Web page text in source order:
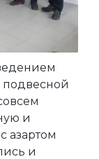
подвесной
и
азартом
и